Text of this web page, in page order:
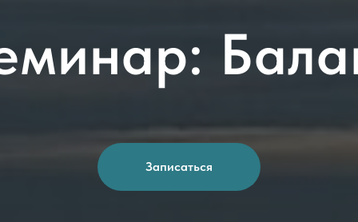
Записаться